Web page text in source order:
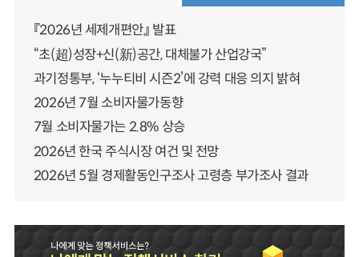
『2026년 세제개편안』 발표
“초(超)성장+신(新)공간, 대체불가 산업강국”
과기정통부, ‘누누티비 시즌2’에 강력 대응 의지 밝혀
2026년 7월 소비자물가동향
7월 소비자물가는 2.8% 상승
2026년 한국 주식시장 여건 및 전망
2026년 5월 경제활동인구조사 고령층 부가조사 결과